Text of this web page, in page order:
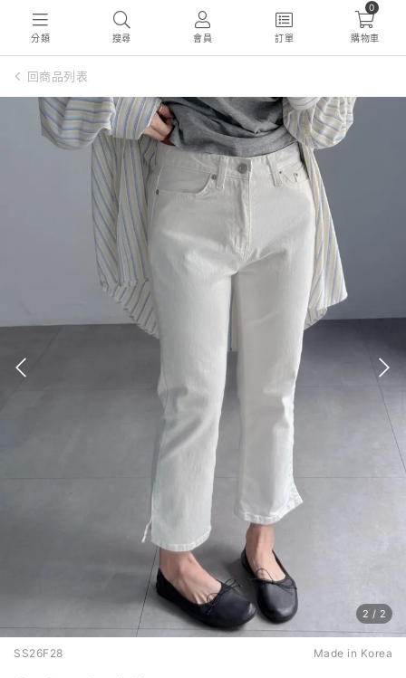
分類 搜尋 會員 訂單
0
購物車
回商品列表
2 / 2
SS26F28 Made in Korea